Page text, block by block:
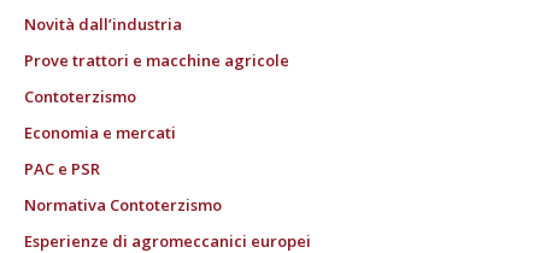
Novità dall’industria
Prove trattori e macchine agricole
Contoterzismo
Economia e mercati
PAC e PSR
Normativa Contoterzismo
Esperienze di agromeccanici europei